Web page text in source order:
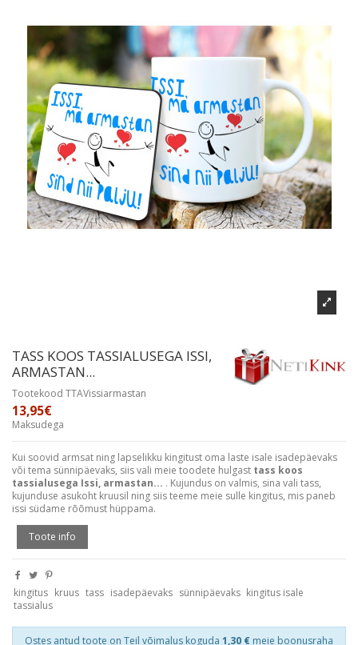
TASS KOOS TASSIALUSEGA ISSI,
ARMASTAN...
Tootekood TTAVissiarmastan
13,95€
Maksudega
Kui soovid armsat ning lapselikku kingitust oma laste isale isadepäevaks
või tema sünnipäevaks, siis vali meie toodete hulgast tass koos
tassialusega Issi, armastan... . Kujundus on valmis, sina vali tass,
kujunduse asukoht kruusil ning siis teeme meie sulle kingitus, mis paneb
issi südame rõõmust hüppama.
Toote info
kingitus kruus tass isadepäevaks sünnipäevaks kingitus isale
tassialus
Ostes antud toote on Teil võimalus koguda 1,30 € meie boonusraha